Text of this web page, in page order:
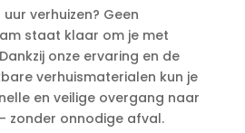
verhuizen? Geen
staat klaar om je met
onze ervaring en de
verhuismaterialen kun je
en veilige overgang naar
zonder onnodige afval.​